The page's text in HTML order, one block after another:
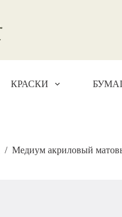
КРАСКИ
/ Медиум акриловый